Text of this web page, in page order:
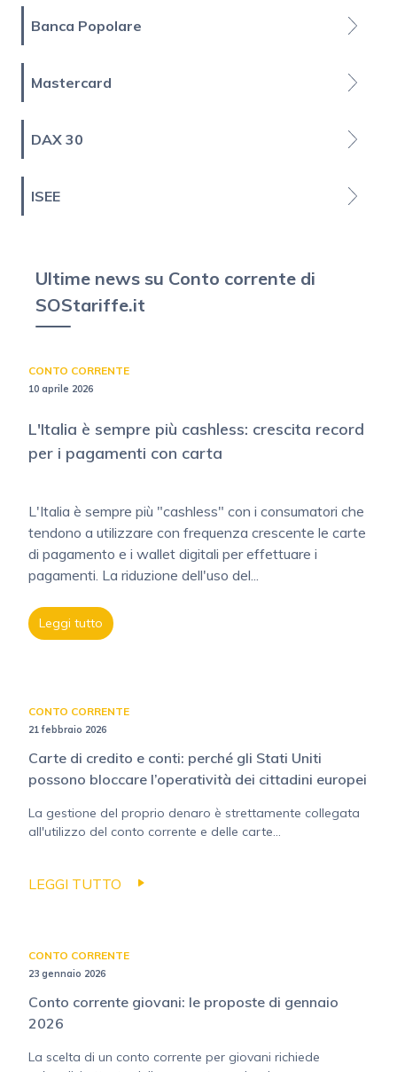
Banca Popolare
Mastercard
DAX 30
ISEE
Ultime news su Conto corrente di
SOStariffe.it
CONTO CORRENTE
10 aprile 2026
L'Italia è sempre più cashless: crescita record
per i pagamenti con carta
L'Italia è sempre più "cashless" con i consumatori che
tendono a utilizzare con frequenza crescente le carte
di pagamento e i wallet digitali per effettuare i
pagamenti. La riduzione dell'uso del...
Leggi tutto
CONTO CORRENTE
21 febbraio 2026
Carte di credito e conti: perché gli Stati Uniti
possono bloccare l’operatività dei cittadini europei
La gestione del proprio denaro è strettamente collegata
all'utilizzo del conto corrente e delle carte...
LEGGI TUTTO
CONTO CORRENTE
23 gennaio 2026
Conto corrente giovani: le proposte di gennaio
2026
La scelta di un conto corrente per giovani richiede